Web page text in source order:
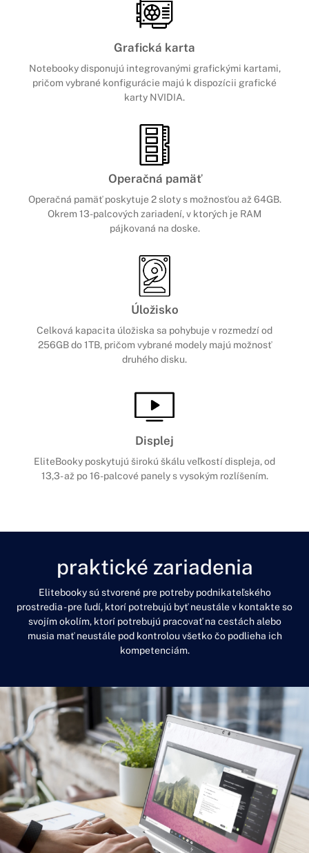
Grafická karta
Notebooky disponujú integrovanými grafickými kartami,
pričom vybrané konfigurácie majú k dispozícii grafické
karty NVIDIA.
Operačná pamäť
Operačná pamäť poskytuje 2 sloty s možnosťou až 64GB.
Okrem 13-palcových zariadení, v ktorých je RAM
pájkovaná na doske.
Úložisko
Celková kapacita úložiska sa pohybuje v rozmedzí od
256GB do 1TB, pričom vybrané modely majú možnosť
druhého disku.
Displej
EliteBooky poskytujú širokú škálu veľkostí displeja, od
13,3- až po 16-palcové panely s vysokým rozlíšením.
praktické zariadenia
Elitebooky sú stvorené pre potreby podnikateľského
prostredia - pre ľudí, ktorí potrebujú byť neustále v kontakte so
svojím okolím, ktorí potrebujú pracovať na cestách alebo
musia mať neustále pod kontrolou všetko čo podlieha ich
kompetenciám.